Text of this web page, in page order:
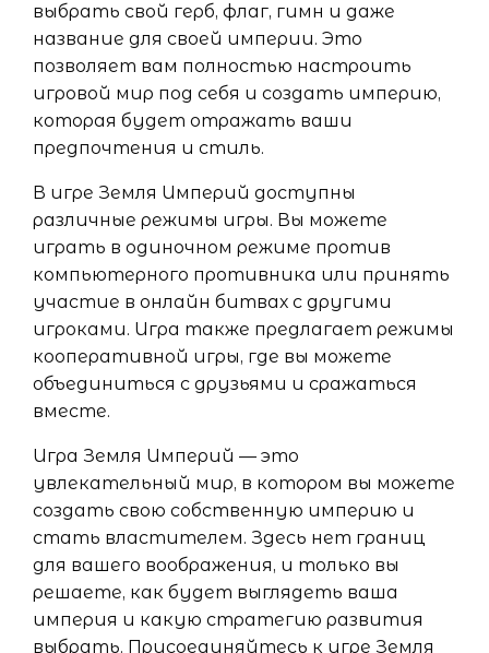
выбрать свой герб, флаг, гимн и даже
название для своей империи. Это
позволяет вам полностью настроить
игровой мир под себя и создать империю,
которая будет отражать ваши
предпочтения и стиль.
В игре Земля Империй доступны
различные режимы игры. Вы можете
играть в одиночном режиме против
компьютерного противника или принять
участие в онлайн битвах с другими
игроками. Игра также предлагает режимы
кооперативной игры, где вы можете
объединиться с друзьями и сражаться
вместе.
Игра Земля Империй — это
увлекательный мир, в котором вы можете
создать свою собственную империю и
стать властителем. Здесь нет границ
для вашего воображения, и только вы
решаете, как будет выглядеть ваша
империя и какую стратегию развития
выбрать. Присоединяйтесь к игре Земля